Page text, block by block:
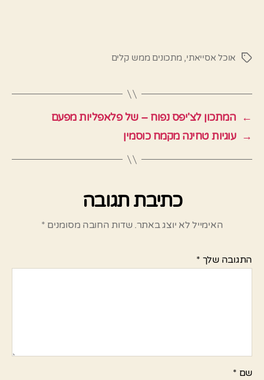
תגיותאוכל אסייאתי,מתכונים ממש קלים
← המתכון לצ'יפס נפוח – של פלאפליות מפעם
→ עוגיות טחינה מקמח כוסמין
כתיבת תגובה
האימייל לא יוצג באתר. שדות החובה מסומנים *
התגובה שלך *
שם *